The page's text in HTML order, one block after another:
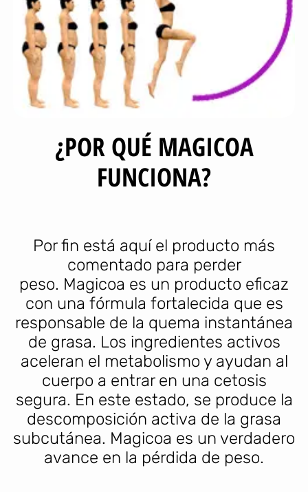
¿POR QUÉ MAGICOA
FUNCIONA?
Por fin está aquí el producto más
comentado para perder
peso. Magicoa es un producto eficaz
con una fórmula fortalecida que es
responsable de la quema instantánea
de grasa. Los ingredientes activos
aceleran el metabolismo y ayudan al
cuerpo a entrar en una cetosis
segura. En este estado, se produce la
descomposición activa de la grasa
subcutánea. Magicoa es un verdadero
avance en la pérdida de peso.